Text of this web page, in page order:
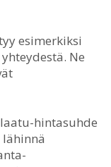
esimerkiksi
Ne
hintasuhde